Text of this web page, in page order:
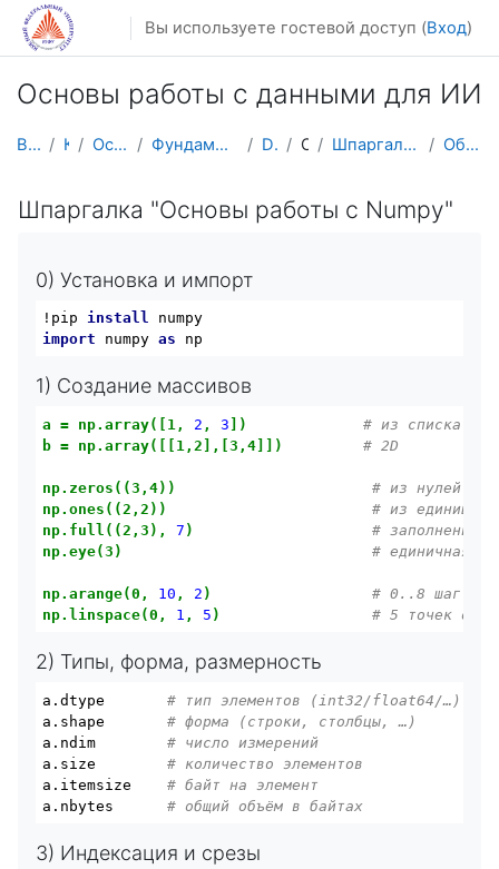
Перейти к основному содержанию
Вы используете гостевой доступ (Вход)
Основы работы с данными для ИИ
В начало Курсы Осенний семестр Фундаментальная информатика и ИТ DataSc101 Общее Шпаргалка "Основы работы с Numpy" Обзор по алфавиту
Шпаргалка "Основы работы с Numpy"
0) Установка и импорт
!pip install
import numpy as
1) Создание массивов
a = np.array([1, 2 , 3 ])
# из списка
b = np.array([[1,2],[3,4]]) # 2D
np.zeros((3,4))
# из нулей
np.ones((2,2))
# из единиц
np.full((2,3),
7 )
# заполнение
np.eye(3)
# единичная
np.arange(0, 10 , 2 )
# 0..8 шаг 2
np.linspace(0,
1 , 5 ) # 5 точек от
2) Типы, форма, размерность
a.dtype # тип элементов (int32/float64/…)
a.shape # форма (строки, столбцы, …)
a.ndim # число измерений
a.size # количество элементов
a.itemsize # байт на элемент
a.nbytes # общий объём в байтах
3) Индексация и срезы